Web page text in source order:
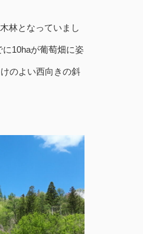
林となっていまし
10haが葡萄畑に姿
のよい西向きの斜